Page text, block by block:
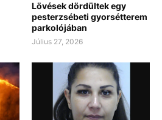
Lövések dördültek egy
pesterzsébeti gyorsétterem
parkolójában
Július 27, 2026